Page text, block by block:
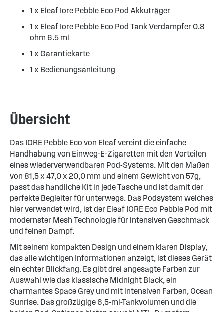
1 x Eleaf Iore Pebble Eco Pod Akkuträger
1 x Eleaf Iore Pebble Eco Pod Tank Verdampfer 0.8
ohm 6.5 ml
1 x Garantiekarte
1 x Bedienungsanleitung
Übersicht
Das IORE Pebble Eco von Eleaf vereint die einfache
Handhabung von Einweg-E-Zigaretten mit den Vorteilen
eines wiederverwendbaren Pod-Systems. Mit den Maßen
von 81,5 x 47,0 x 20,0 mm und einem Gewicht von 57g,
passt das handliche Kit in jede Tasche und ist damit der
perfekte Begleiter für unterwegs. Das Podsystem welches
hier verwendet wird, ist der Eleaf IORE Eco Pebble Pod mit
modernster Mesh Technologie für intensiven Geschmack
und feinen Dampf.
Mit seinem kompakten Design und einem klaren Display,
das alle wichtigen Informationen anzeigt, ist dieses Gerät
ein echter Blickfang. Es gibt drei angesagte Farben zur
Auswahl wie das klassische Midnight Black, ein
charmantes Space Grey und mit intensiven Farben, Ocean
Sunrise. Das großzügige 6,5-ml-Tankvolumen und die